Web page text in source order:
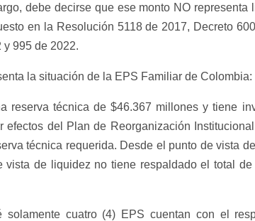
debe decirse que ese monto NO
en la Resolución 5118 de 2017, Decreto
y 995 de 2022.
la situación de la EPS Familiar de Colombia:
reserva técnica de $46.367 millones y tiene
efectos del Plan de Reorganización
técnica requerida. Desde el punto de vista
vista de liquidez no tiene respaldado el total
solamente cuatro (4) EPS cuentan con el